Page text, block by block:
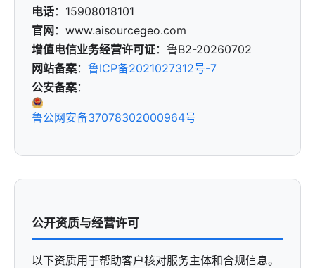
电话：15908018101
官网 ：www.aisourcegeo.com
增值电信业务经营许可证：鲁B2-20260702
网站备案： 鲁ICP备2021027312号-7
公安备案：
鲁公网安备37078302000964号
公开资质与经营许可
以下资质用于帮助客户核对服务主体和合规信息。